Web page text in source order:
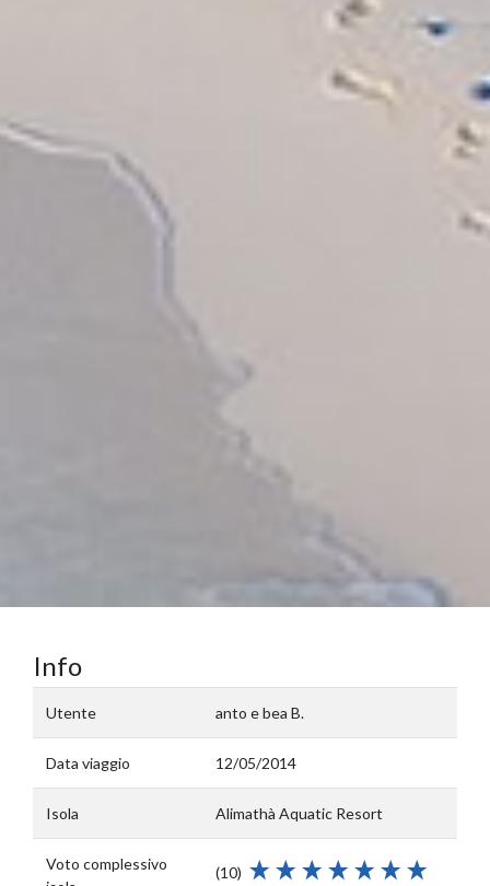
Info
Utente anto e bea B.
Data viaggio 12/05/2014
Isola Alimathà Aquatic Resort
Voto complessivo
(10)